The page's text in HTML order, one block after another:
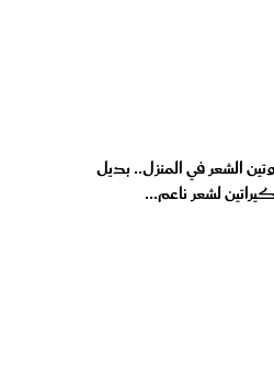
الشعر في المنزل.. بديل
لشعر ناعم...